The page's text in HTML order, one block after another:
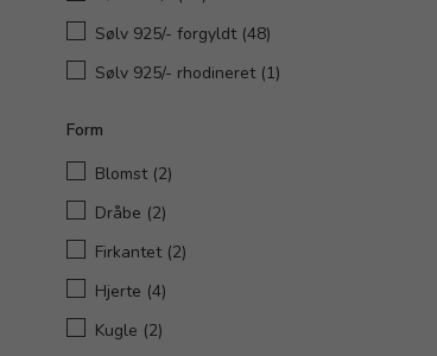
Sølv 925/- forgyldt (48)
Sølv 925/- rhodineret (1)
Form
Blomst (2)
Dråbe (2)
Firkantet (2)
Hjerte (4)
Kugle (2)